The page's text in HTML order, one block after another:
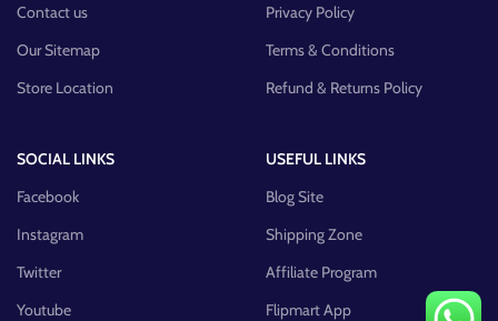
Contact us
Our Sitemap
Store Location
Privacy Policy
Terms & Conditions
Refund & Returns Policy
SOCIAL LINKS
Facebook
Instagram
Twitter
Youtube
USEFUL LINKS
Blog Site
Shipping Zone
Affiliate Program
Flipmart App